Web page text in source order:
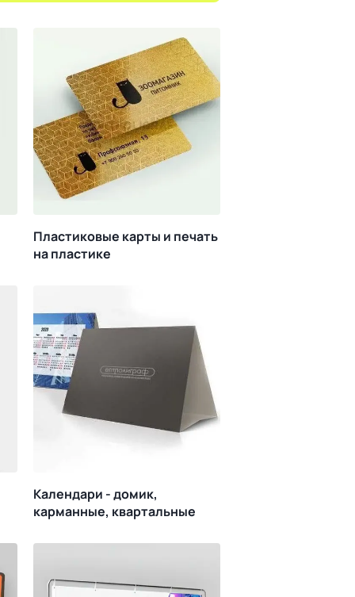
Пластиковые карты и печать
на пластике
Календари - домик,
карманные, квартальные